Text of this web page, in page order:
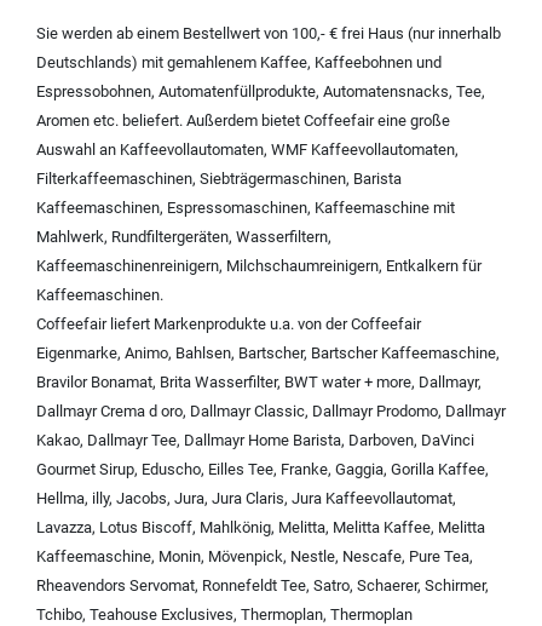
Sie werden ab einem Bestellwert von 100,- € frei Haus (nur innerhalb
Deutschlands) mit gemahlenem Kaffee, Kaffeebohnen und
Espressobohnen, Automatenfüllprodukte, Automatensnacks, Tee,
Aromen etc. beliefert. Außerdem bietet Coffeefair eine große
Auswahl an Kaffeevollautomaten, WMF Kaffeevollautomaten,
Filterkaffeemaschinen, Siebträgermaschinen, Barista
Kaffeemaschinen, Espressomaschinen, Kaffeemaschine mit
Mahlwerk, Rundfiltergeräten, Wasserfiltern,
Kaffeemaschinenreinigern, Milchschaumreinigern, Entkalkern für
Kaffeemaschinen.
Coffeefair liefert Markenprodukte u.a. von derCoffeefair
Eigenmarke, Animo, Bahlsen, Bartscher, Bartscher Kaffeemaschine,
Bravilor Bonamat, Brita Wasserfilter, BWT water + more, Dallmayr,
Dallmayr Crema d oro, Dallmayr Classic, Dallmayr Prodomo, Dallmayr
Kakao, Dallmayr Tee, Dallmayr Home Barista, Darboven, DaVinci
Gourmet Sirup, Eduscho, Eilles Tee, Franke, Gaggia, Gorilla Kaffee,
Hellma, illy, Jacobs, Jura, Jura Claris, Jura Kaffeevollautomat,
Lavazza, Lotus Biscoff, Mahlkönig, Melitta, Melitta Kaffee, Melitta
Kaffeemaschine, Monin, Mövenpick, Nestle, Nescafe, Pure Tea,
Rheavendors Servomat, Ronnefeldt Tee, Satro, Schaerer, Schirmer,
Tchibo, Teahouse Exclusives, Thermoplan, Thermoplan